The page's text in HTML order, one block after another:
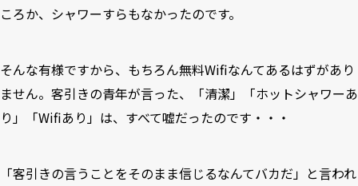
ころか、シャワーすらもなかったのです。
そんな有様ですから、もちろん無料Wifiなんてあるはずがあり
ません。客引きの青年が言った、「清潔」「ホットシャワーあ
り」「Wifiあり」は、すべて嘘だったのです・・・
「客引きの言うことをそのまま信じるなんてバカだ」と言われ